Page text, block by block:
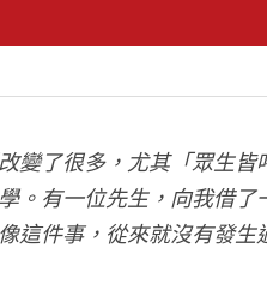
變了很多，尤其「眾生
。有一位先生，向我借
這件事，從來就沒有發生